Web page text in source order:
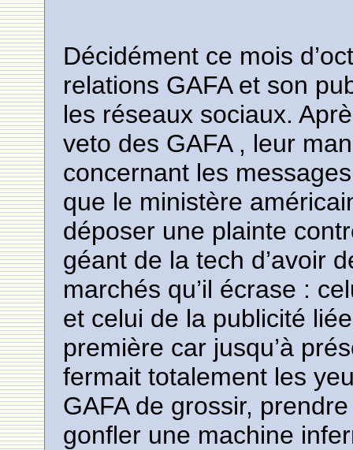
Décidément ce mois
relations GAFA et son
les réseaux sociaux.
veto des GAFA , leur
concernant les
que le ministère
déposer une plainte
géant de la tech d’avoir
marchés qu’il écrase :
et celui de la publicité
première car jusqu’à
fermait totalement les
GAFA de grossir,
gonfler une machine